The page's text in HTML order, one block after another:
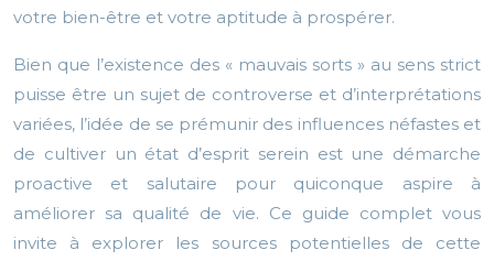
votre bien-être et votre aptitude à prospérer.
Bien que l’existence des « mauvais sorts » au sens strict
puisse être un sujet de controverse et d’interprétations
variées, l’idée de se prémunir des influences néfastes et
de cultiver un état d’esprit serein est une démarche
proactive et salutaire pour quiconque aspire à
améliorer sa qualité de vie. Ce guide complet vous
invite à explorer les sources potentielles de cette